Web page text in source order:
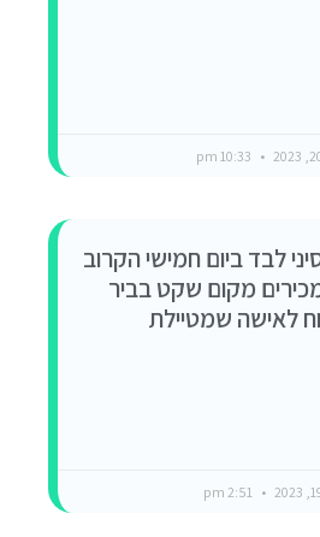
לבד ביום חמישי הקרוב
מקום שקט בביר
לאישה שמטיילת